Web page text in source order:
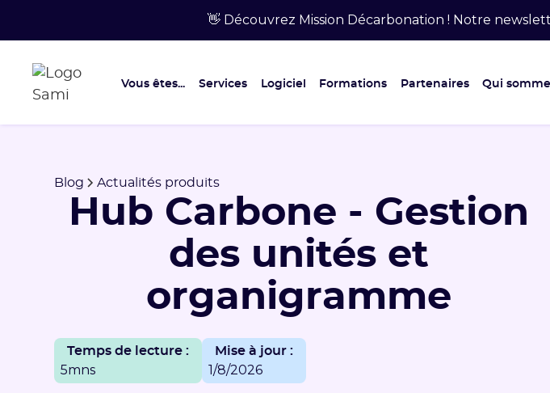
👋 Découvrez Mission Décarbonation ! Notre
Vous êtes... Services Logiciel Formations Partenaires Qui
Blog Actualités produits
Hub Carbone - Gestion
des unités et
organigramme
Temps de lecture :
5mns
Mise à jour :
1/8/2026